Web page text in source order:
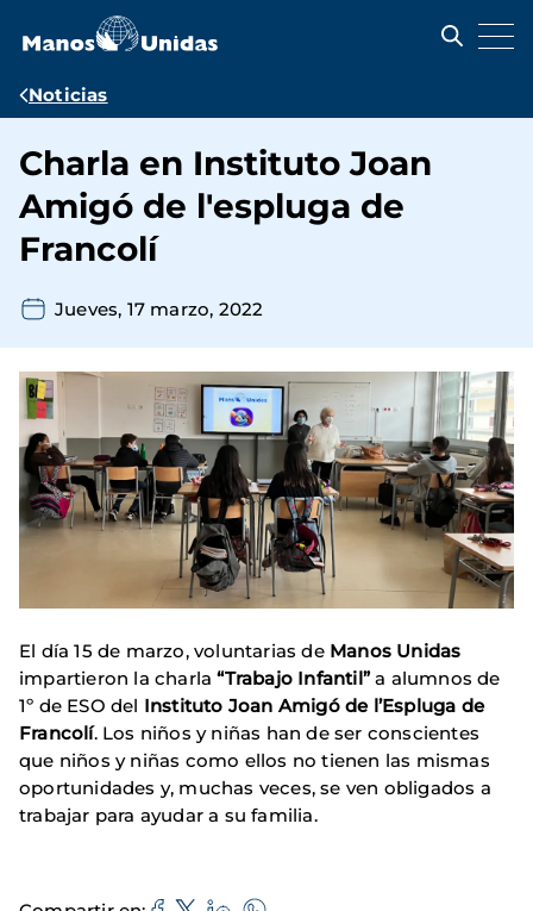
contenido
Ruta
navegación
Noticias
Charla en Instituto Joan
Amigó de l'espluga de
Francolí
Jueves, 17 marzo, 2022
El día 15 de marzo, voluntarias deManos Unidas
impartieron la charla“Trabajo Infantil”a alumnos de
1º de ESO del Instituto Joan Amigó de l’Espluga de
Francolí. Los niños y niñas han de ser conscientes
que niños y niñas como ellos no tienen las mismas
oportunidades y, muchas veces, se ven obligados a
trabajar para ayudar a su familia.